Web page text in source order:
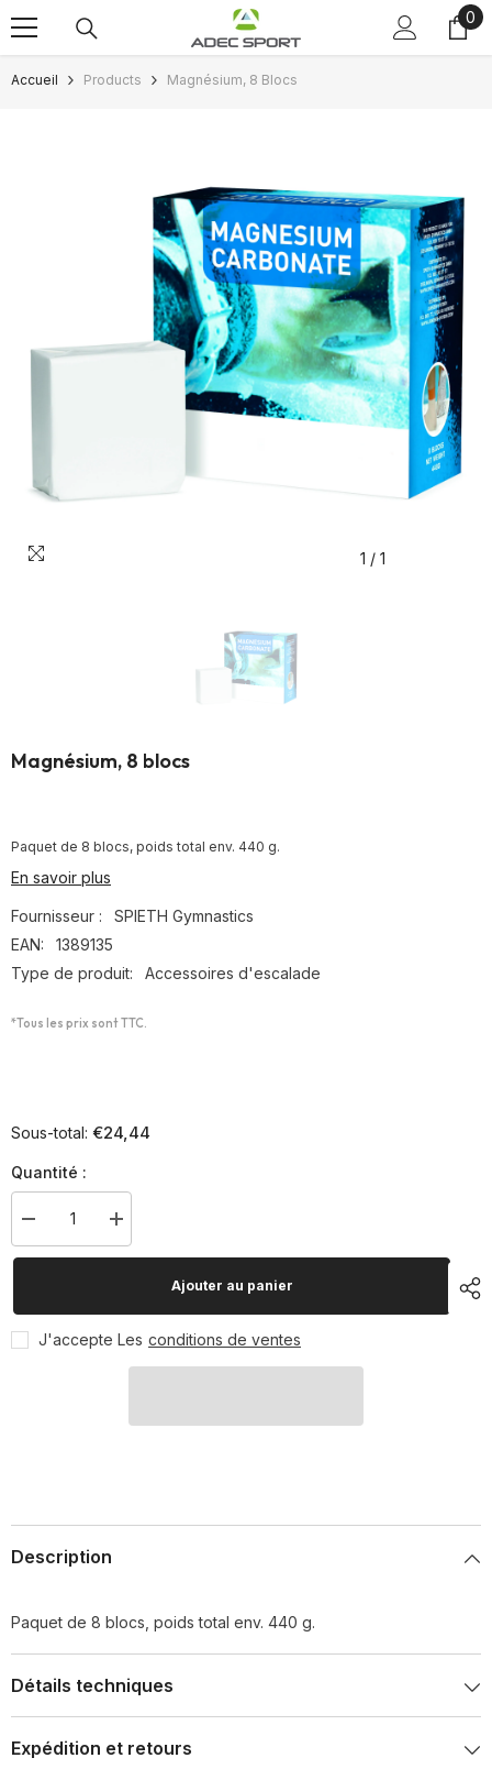
Passer au contenu 0
0
Accueil Products Magnésium, 8 Blocs
1 / 1
Magnésium, 8 blocs
Paquet de 8 blocs, poids total env. 440 g.
En savoir plus
Fournisseur :
SPIETH Gymnastics
EAN:
1389135
Type de produit:
Accessoires d'escalade
*Tous les prix sont TTC.
Sous-total: €24,44
Quantité :
Diminuer
la
quantité
8
blocs
Augmenter
la
quantité
Magnésium,
8
blocs
Ajouter au panier
J'accepte Les conditions de ventes
Description
Paquet de 8 blocs, poids total env. 440 g.
Détails techniques
Expédition et retours